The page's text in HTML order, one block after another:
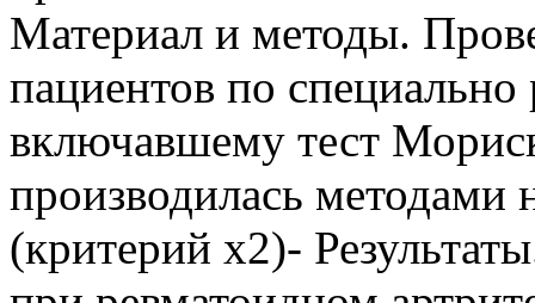
Материал и методы.
пациентов по
включавшему тест
производилась методами
(критерий х2)-